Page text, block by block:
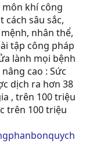
môn khí công
sâu sắc,
nhân thể,
tập công pháp
lành mọi bệnh
cao : Sức
dịch ra hơn 38
, trên 100 triệu
trên 100 triệu